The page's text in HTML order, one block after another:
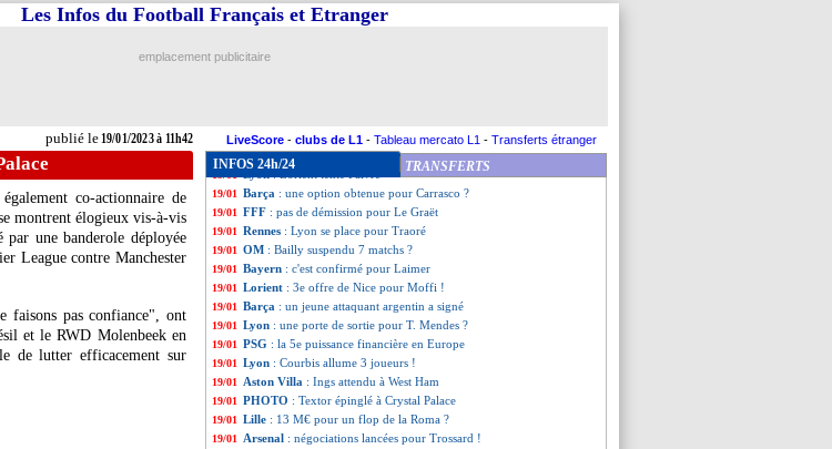
publié le19/01/2023 à 11h42
Les Infos du Football Français et Etranger
emplacement publicitaire
LiveScore - clubs de L1 - Tableau mercato L1 - Transferts étranger
co-actionnaire de
montrent élogieux vis-à-vis
une banderole déployée
League contre Manchester
faisons pas confiance", ont
et le RWD Molenbeek en
de lutter efficacement sur
INFOS 24h/24 TRANSFERTS
19/01 Arsenal: Trossard arrive pour 31 M€
19/01 Naples: Kvaratskhelia plaît à Man City
19/01 Francfort
19/01 Bayern : Sommer a signé (officiel)
19/01 Leipzig: une date pour le retour de Nkunku
19/01 Barça : une option obtenue pour Carrasco ?
19/01 FFF : pas de démission pour Le Graët
19/01 Rennes : Lyon se place pour Traoré
19/01 OM : Bailly suspendu 7 matchs ?
19/01 Bayern : c'est confirmé pour Laimer
19/01 Lorient : 3e offre de Nice pour Moffi !
19/01 Barça : un jeune attaquant argentin a signé
19/01 Lyon : une porte de sortie pour T. Mendes ?
19/01 PSG : la 5e puissance financière en Europe
19/01 Lyon : Courbis allume 3 joueurs !
19/01 Aston Villa : Ings attendu à West Ham
19/01 PHOTO : Textor épinglé à Crystal Palace
19/01 Lille : 13 M€ pour un flop de la Roma ?
19/01 Arsenal : négociations lancées pour Trossard !